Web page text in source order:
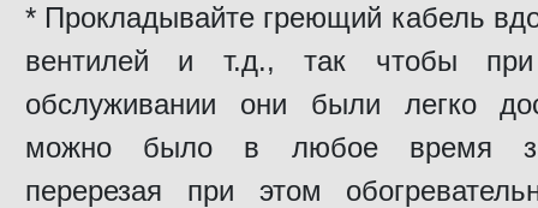
* Прокладывайте греющий кабель
вентилей и т.д., так чтобы
обслуживании они были легко
можно было в любое время
перерезая при этом